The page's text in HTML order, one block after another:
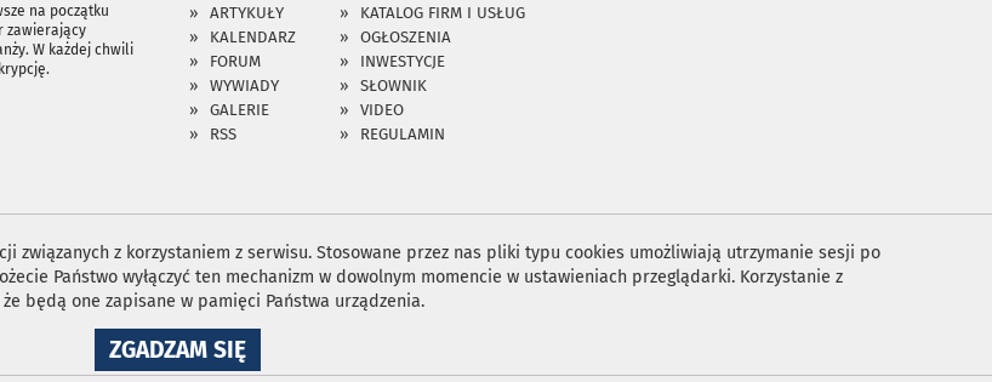
na początku
zawierający
W każdej chwili
ARTYKUŁY
KATALOG FIRM I USŁUG
KALENDARZ
OGŁOSZENIA
FORUM
INWESTYCJE
WYWIADY
SŁOWNIK
GALERIE
VIDEO
RSS
REGULAMIN
związanych z korzystaniem z serwisu. Stosowane przez nas pliki typu cookies umożliwiają utrzymanie sesji po
Państwo wyłączyć ten mechanizm w dowolnym momencie w ustawieniach przeglądarki. Korzystanie z
będą one zapisane w pamięci Państwa urządzenia.
ZGADZAM SIĘNA
WYKORZYSTANIE